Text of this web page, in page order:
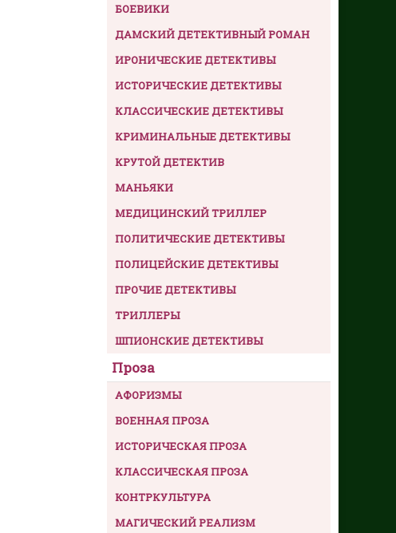
БОЕВИКИ
ДАМСКИЙ ДЕТЕКТИВНЫЙ РОМАН
ИРОНИЧЕСКИЕ ДЕТЕКТИВЫ
ИСТОРИЧЕСКИЕ ДЕТЕКТИВЫ
КЛАССИЧЕСКИЕ ДЕТЕКТИВЫ
КРИМИНАЛЬНЫЕ ДЕТЕКТИВЫ
КРУТОЙ ДЕТЕКТИВ
МАНЬЯКИ
МЕДИЦИНСКИЙ ТРИЛЛЕР
ПОЛИТИЧЕСКИЕ ДЕТЕКТИВЫ
ПОЛИЦЕЙСКИЕ ДЕТЕКТИВЫ
ПРОЧИЕ ДЕТЕКТИВЫ
ТРИЛЛЕРЫ
ШПИОНСКИЕ ДЕТЕКТИВЫ
Проза
АФОРИЗМЫ
ВОЕННАЯ ПРОЗА
ИСТОРИЧЕСКАЯ ПРОЗА
КЛАССИЧЕСКАЯ ПРОЗА
КОНТРКУЛЬТУРА
МАГИЧЕСКИЙ РЕАЛИЗМ